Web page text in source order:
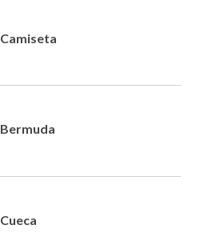
Camiseta
Bermuda
Cueca